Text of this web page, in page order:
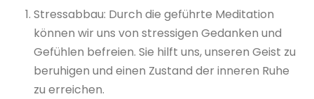
Stressabbau: Durch die geführte Meditation
können wir uns von stressigen Gedanken und
Gefühlen befreien. Sie hilft uns, unseren Geist zu
beruhigen und einen Zustand der inneren Ruhe
zu erreichen.